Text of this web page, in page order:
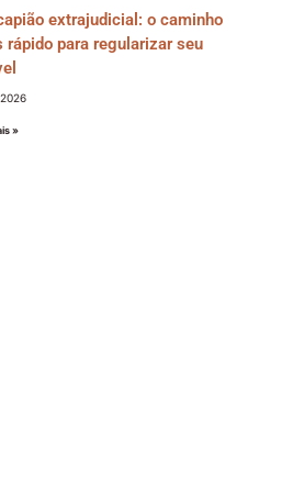
extrajudicial: o caminho
rápido para regularizar seu
»